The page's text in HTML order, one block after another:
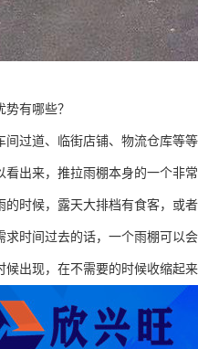
有哪些？
间过道、临街店铺、物流仓库等
看出来，推拉雨棚本身的一个非
的时候，露天大排档有食客，或
求时间过去的话，一个雨棚可以
候出现，在不需要的时候收缩起